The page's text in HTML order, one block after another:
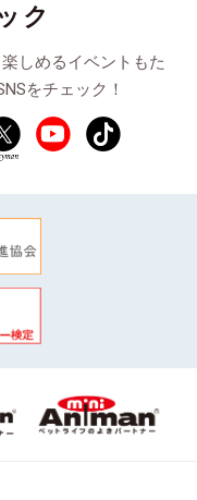
ク
しめるイベントもた
をチェック！